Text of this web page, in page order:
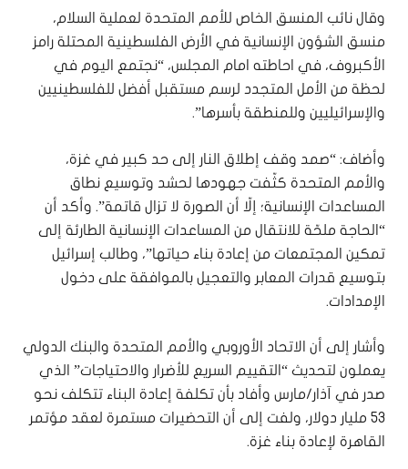
وقال نائب المنسق الخاص للأمم المتحدة لعملية السلام،
منسق الشؤون الإنسانية في الأرض الفلسطينية المحتلة رامز
الأكبروف، في احاطته امام المجلس، “نجتمع اليوم في
لحظة من الأمل المتجدد لرسم مستقبل أفضل للفلسطينيين
والإسرائيليين وللمنطقة بأسرها”.
وأضاف: “صمد وقف إطلاق النار إلى حد كبير في غزة،
والأمم المتحدة كثّفت جهودها لحشد وتوسيع نطاق
المساعدات الإنسانية؛ إلّا أن الصورة لا تزال قاتمة”. وأكد أن
“الحاجة ملحّة للانتقال من المساعدات الإنسانية الطارئة إلى
تمكين المجتمعات من إعادة بناء حياتها”، وطالب إسرائيل
بتوسيع قدرات المعابر والتعجيل بالموافقة على دخول
الإمدادات.
وأشار إلى أن الاتحاد الأوروبي والأمم المتحدة والبنك الدولي
يعملون لتحديث “التقييم السريع للأضرار والاحتياجات” الذي
صدر في آذار/مارس وأفاد بأن تكلفة إعادة البناء تتكلف نحو
53 مليار دولار، ولفت إلى أن التحضيرات مستمرة لعقد مؤتمر
القاهرة لإعادة بناء غزة.